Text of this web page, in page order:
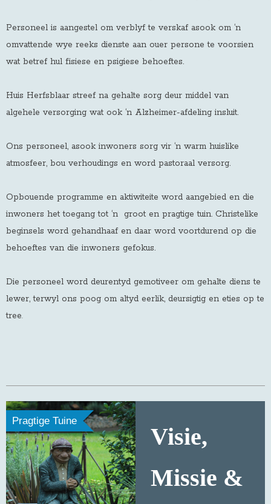
Personeel is aangestel om verblyf te verskaf asook om ‘n
omvattende wye reeks dienste aan ouer persone te voorsien
wat betref hul fisiese en psigiese behoeftes.
Huis Herfsblaar streef na gehalte sorg deur middel van
algehele versorging wat ook ‘n Alzheimer-afdeling insluit.
Ons personeel, asook inwoners sorg vir ‘n warm huislike
atmosfeer, bou verhoudings en word pastoraal versorg.
Opbouende programme en aktiwiteite word aangebied en die
inwoners het toegang tot ‘n groot en pragtige tuin. Christelike
beginsels word gehandhaaf en daar word voortdurend op die
behoeftes van die inwoners gefokus.
Die personeel word deurentyd gemotiveer om gehalte diens te
lewer, terwyl ons poog om altyd eerlik, deursigtig en eties op te
tree.
Pragtige Tuine
Visie,
Missie &